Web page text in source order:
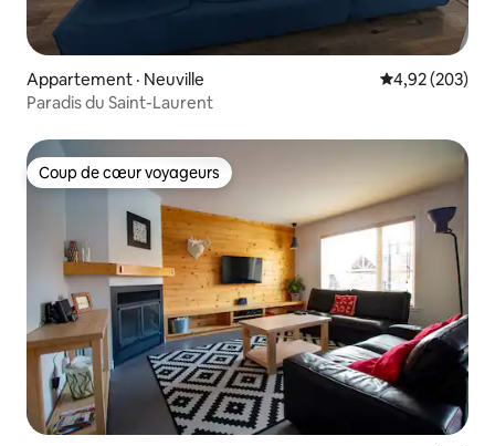
Appartement · Neuville Note
4,92 (203)
Paradis du Saint-Laurent
Coup de cœur voyageurs
Coup de cœur voyageurs